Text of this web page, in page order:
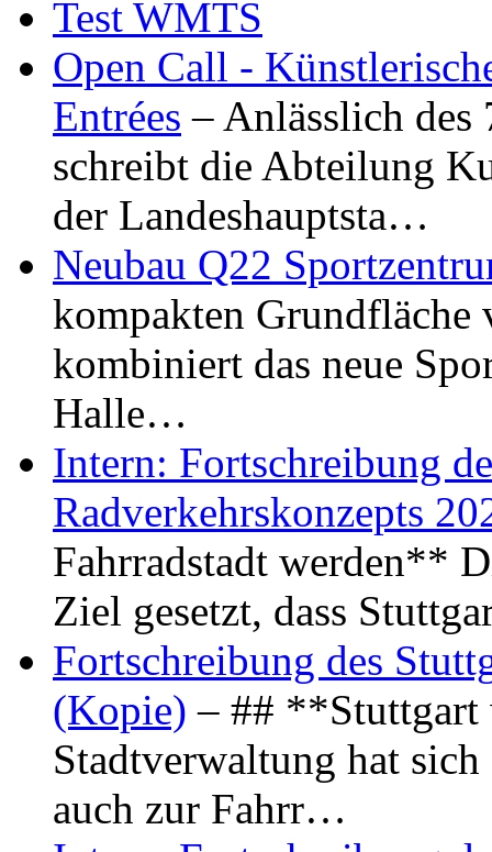
Test WMTS
Open Call -
Entrées – Anlässlich
schreibt die Abteilung
der Landeshauptsta…
Neubau Q22
kompakten Grundfläche
kombiniert das neue
Halle…
Intern: Fortschreibung
Radverkehrskonzepts
Fahrradstadt werden**
Ziel gesetzt, dass
Fortschreibung des
(Kopie) – ## **Stuttgart
Stadtverwaltung hat
auch zur Fahrr…